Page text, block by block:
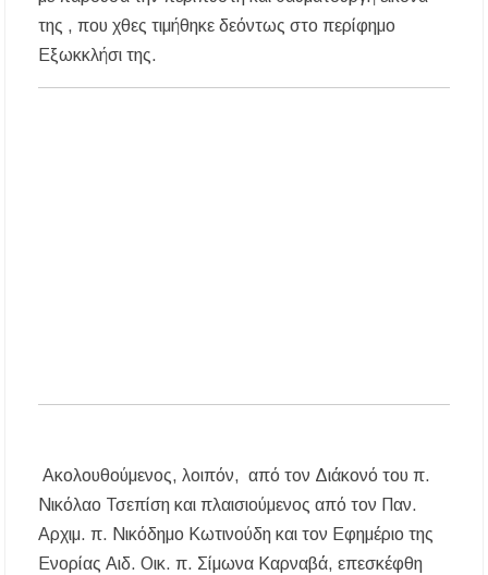
«Τουρισμός για Όλους 2026-2027»: Άνοιξαν οι
αιτήσεις – Ποιοι υποβάλλουν σήμερα αίτηση
της , που χθες τιμήθηκε δεόντως στο περίφημο
Εξωκκλήσι της.
Ακολουθούμενος, λοιπόν, από τον Διάκονό του π.
Νικόλαο Τσεπίση και πλαισιούμενος από τον Παν.
Αρχιμ. π. Νικόδημο Κωτινούδη και τον Εφημέριο της
Ενορίας Αιδ. Οικ. π. Σίμωνα Καρναβά, επεσκέφθη